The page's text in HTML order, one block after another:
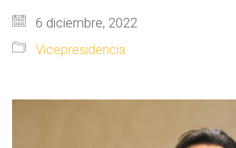
6 diciembre, 2022
Vicepresidencia